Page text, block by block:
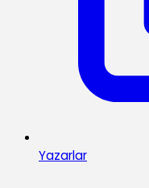
Yazarlar